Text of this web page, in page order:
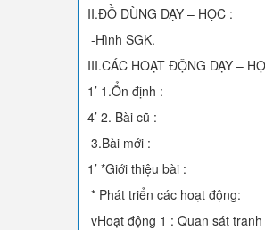
II.ĐỒ DÙNG DẠY – HỌC :
-Hình SGK.
III.CÁC HOẠT ĐỘNG DẠY –
1’ 1.Ổn định :
4’ 2. Bài cũ :
3.Bài mới :
1’ *Giới thiệu bài :
* Phát triển các hoạt động:
vHoạt động 1 : Quan sát tranh